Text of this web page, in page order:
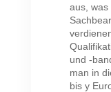
aus, was
und -
man in
bis y